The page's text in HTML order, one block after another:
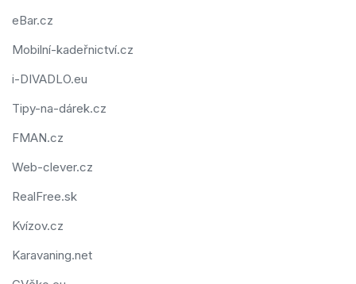
eBar.cz
Mobilní-kadeřnictví.cz
i-DIVADLO.eu
Tipy-na-dárek.cz
FMAN.cz
Web-clever.cz
RealFree.sk
Kvízov.cz
Karavaning.net